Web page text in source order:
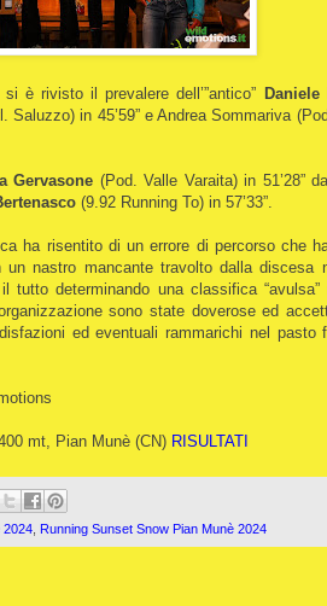
è rivisto il prevalere dell’”antico”
Saluzzo) in 45’59” e Andrea Sommariva
Gervasone (Pod. Valle Varaita) in 51’28”
(9.92 Running To) in 57’33”.
ha risentito di un errore di percorso che
nastro mancante travolto dalla discesa
tutto determinando una classifica
sono state doverose ed
ed eventuali rammarichi nel pasto
mt, Pian Munè (CN) RISULTATI
2024 Running Sunset Snow Pian Munè 2024